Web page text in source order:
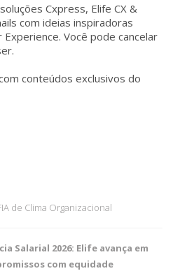
Cxpress, Elife CX &
com ideias inspiradoras
Você pode cancelar
conteúdos exclusivos do
de Clima Organizacional
Salarial 2026: Elife avança em
com equidade